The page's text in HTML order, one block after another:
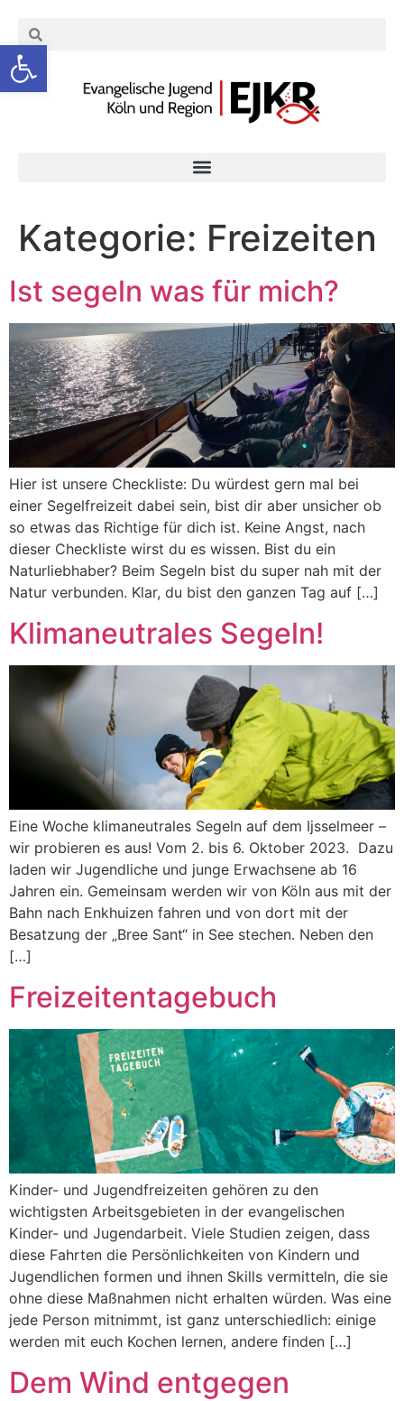
Werkzeugleiste öffnen
Kategorie: Freizeiten
Ist segeln was für mich?
Hier ist unsere Checkliste: Du würdest gern mal bei
einer Segelfreizeit dabei sein, bist dir aber unsicher ob
so etwas das Richtige für dich ist. Keine Angst, nach
dieser Checkliste wirst du es wissen. Bist du ein
Naturliebhaber? Beim Segeln bist du super nah mit der
Natur verbunden. Klar, du bist den ganzen Tag auf […]
Klimaneutrales Segeln!
Eine Woche klimaneutrales Segeln auf dem Ijsselmeer –
wir probieren es aus! Vom 2. bis 6. Oktober 2023. Dazu
laden wir Jugendliche und junge Erwachsene ab 16
Jahren ein. Gemeinsam werden wir von Köln aus mit der
Bahn nach Enkhuizen fahren und von dort mit der
Besatzung der „Bree Sant“ in See stechen. Neben den
[…]
Freizeitentagebuch
Kinder- und Jugendfreizeiten gehören zu den
wichtigsten Arbeitsgebieten in der evangelischen
Kinder- und Jugendarbeit. Viele Studien zeigen, dass
diese Fahrten die Persönlichkeiten von Kindern und
Jugendlichen formen und ihnen Skills vermitteln, die sie
ohne diese Maßnahmen nicht erhalten würden. Was eine
jede Person mitnimmt, ist ganz unterschiedlich: einige
werden mit euch Kochen lernen, andere finden […]
Dem Wind entgegen